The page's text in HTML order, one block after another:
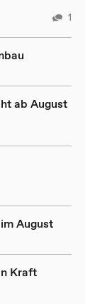
1
ab August
August
Kraft